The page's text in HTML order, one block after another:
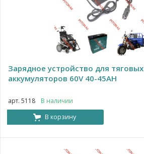
Зарядное устройство для тяговых
аккумуляторов 60V 40-45AH
арт. 5118 В наличии
В корзину